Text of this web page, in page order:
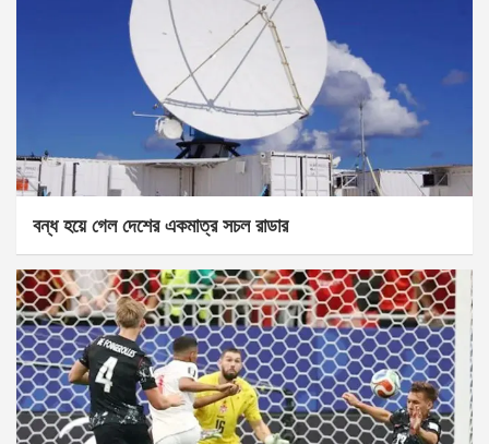
বন্ধ হয়ে গেল দেশের একমাত্র সচল রাডার